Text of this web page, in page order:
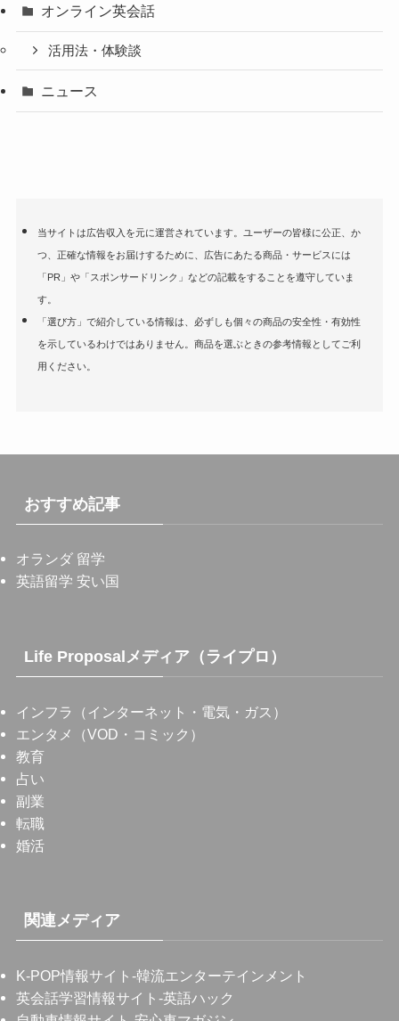
オンライン英会話
活用法・体験談
ニュース
当サイトは広告収入を元に運営されています。ユーザーの皆様に公正、か
つ、正確な情報をお届けするために、広告にあたる商品・サービスには
「PR」や「スポンサードリンク」などの記載をすることを遵守していま
す。
「選び方」で紹介している情報は、必ずしも個々の商品の安全性・有効性
を示しているわけではありません。商品を選ぶときの参考情報としてご利
用ください。
おすすめ記事
オランダ 留学
英語留学 安い国
Life Proposalメディア（ライプロ）
インフラ（インターネット・電気・ガス）
エンタメ（VOD・コミック）
教育
占い
副業
転職
婚活
関連メディア
K-POP情報サイト -韓流エンターテインメント
英会話学習情報サイト -英語ハック